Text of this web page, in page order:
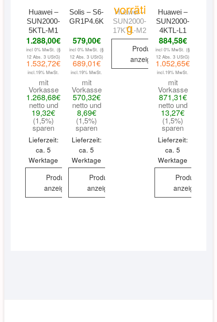
Huawei –
SUN2000-
5KTL-M1
1.288,00€
incl 0% MwSt. (§
12 Abs. 3 UStG)
1.532,72€
incl.19% MwSt.
mit
Vorkasse
1.268,68€
netto und
19,32€
(1,5%)
sparen
Lieferzeit:
ca. 5
Werktage
Produkt
anzeigen
Solis – S6-
GR1P4.6K
579,00€
incl 0% MwSt. (§
12 Abs. 3 UStG)
689,01€
incl.19% MwSt.
mit
Vorkasse
570,32€
netto und
8,69€
(1,5%)
sparen
Lieferzeit:
ca. 5
Werktage
Produkt
anzeigen
Huawei –
SUN2000-
17KTL-M2
Produkt
anzeigen
vorräti
g
Huawei –
SUN2000-
4KTL-L1
884,58€
incl 0% MwSt. (§
12 Abs. 3 UStG)
1.052,65€
incl.19% MwSt.
mit
Vorkasse
871,31€
netto und
13,27€
(1,5%)
sparen
Lieferzeit:
ca. 5
Werktage
Produkt
anzeigen